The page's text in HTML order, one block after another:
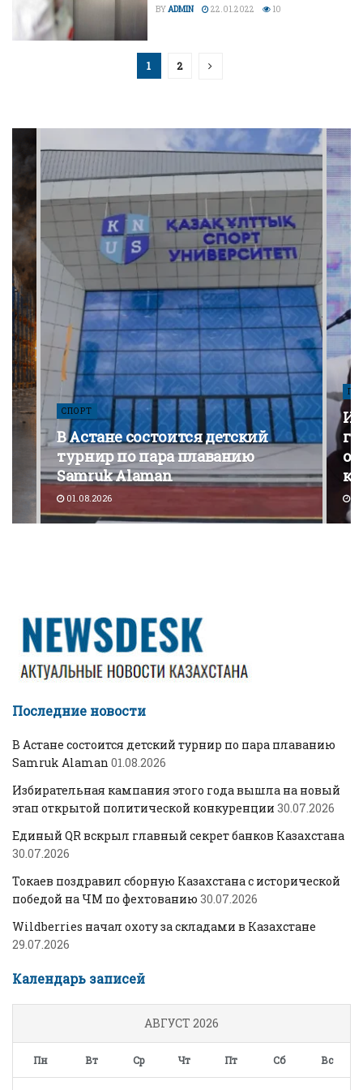
BYADMIN 22.01.2022 10
1 2
СПОРТ
В Астане состоится детский
турнир по пара плаванию
Samruk Alaman
01.08.2026
Последние новости
В Астане состоится детский турнир по пара плаванию
Samruk Alaman 01.08.2026
Избирательная кампания этого года вышла на новый
этап открытой политической конкуренции 30.07.2026
Единый QR вскрыл главный секрет банков Казахстана
30.07.2026
Токаев поздравил сборную Казахстана с исторической
победой на ЧМ по фехтованию 30.07.2026
Wildberries начал охоту за складами в Казахстане
29.07.2026
Календарь записей
АВГУСТ 2026
Пн Вт Ср Чт Пт Сб Вс